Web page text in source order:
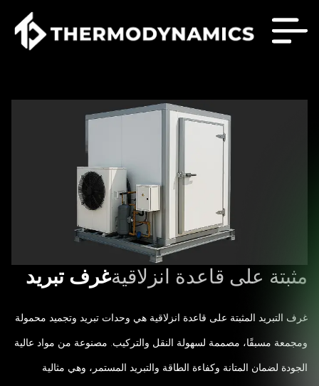
غرف تبريدمثبتة على قاعدة انزلاقية
غرف التبريد المثبتة على قاعدة انزلاقية هي وحدات تبريد وتجميد محمولة
ومجمعة مسبقًا، مصممة لسهولة النقل والتركيب. مصنوعة من مواد عالية
الجودة لضمان المتانة وكفاءة الطاقة والتبريد المستمر، وهي مثالية